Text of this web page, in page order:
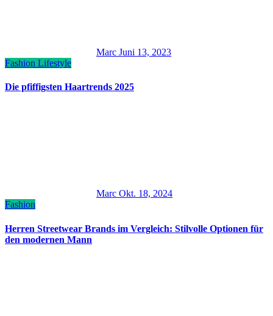
Marc Juni 13, 2023
Fashion Lifestyle
Die pfiffigsten Haartrends 2025
Marc Okt. 18, 2024
Fashion
Herren Streetwear Brands im Vergleich: Stilvolle Optionen für
den modernen Mann